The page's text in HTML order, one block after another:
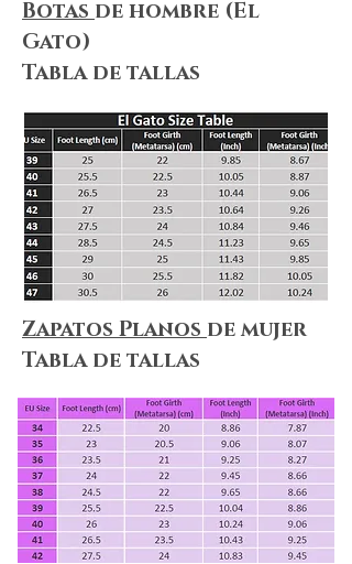
Botas de hombre (El
Gato)
Tabla de tallas
Zapatos Planos de mujer
Tabla de tallas